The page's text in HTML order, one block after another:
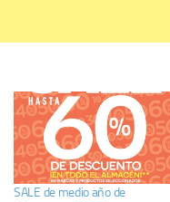
SALE de medio año de